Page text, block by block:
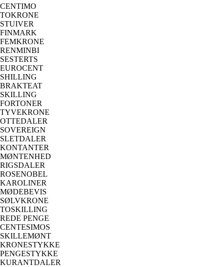
CENTIMO
TOKRONE
STUIVER
FINMARK
FEMKRONE
RENMINBI
SESTERTS
EUROCENT
SHILLING
BRAKTEAT
SKILLING
FORTONER
TYVEKRONE
OTTEDALER
SOVEREIGN
SLETDALER
KONTANTER
MØNTENHED
RIGSDALER
ROSENOBEL
KAROLINER
MØDEBEVIS
SØLVKRONE
TOSKILLING
REDE PENGE
CENTESIMOS
SKILLEMØNT
KRONESTYKKE
PENGESTYKKE
KURANTDALER